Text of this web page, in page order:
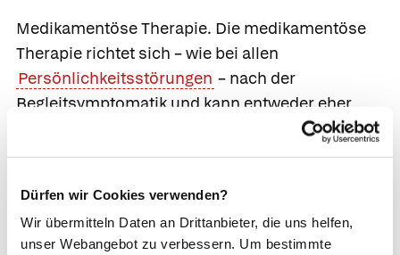
Dürfen wir Cookies verwenden?
Wir übermitteln Daten an Drittanbieter, die uns helfen,
unser Webangebot zu verbessern. Um bestimmte
Medikamentöse Therapie. Die medikamentöse
Therapie richtet sich – wie bei allen
Persönlichkeitsstörungen – nach der
Begleitsymptomatik und kann entweder eher
), neuroleptisch
(Neuroleptika) oder auch beruhigend
Verhaltenstherapie.Die verhaltenstherapeutisch
orientierteDialektisch-Behaviorale Therapie